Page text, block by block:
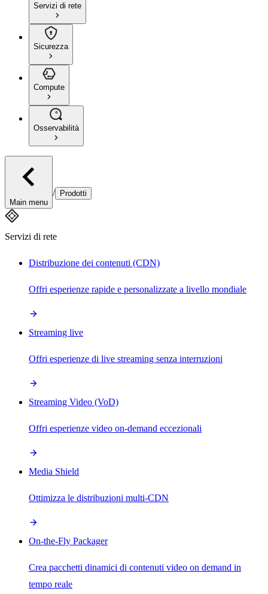
Servizi di rete
Sicurezza
Compute
Osservabilità
Main menu
/ Prodotti
Servizi di rete
Distribuzione dei contenuti (CDN)
Offri esperienze rapide e personalizzate a livello mondiale
Streaming live
Offri esperienze di live streaming senza interruzioni
Streaming Video (VoD)
Offri esperienze video on-demand eccezionali
Media Shield
Ottimizza le distribuzioni multi-CDN
On-the-Fly Packager
Crea pacchetti dinamici di contenuti video on demand in
tempo reale